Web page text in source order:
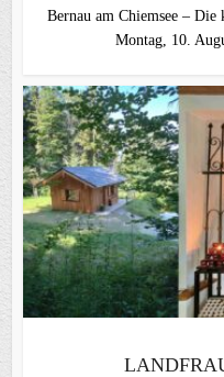
Bernau am Chiemsee –
Montag, 10.